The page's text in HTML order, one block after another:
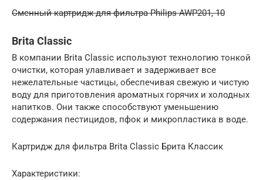
Сменный картридж для фильтра Philips AWP201, 10
Brita Classic
В компании Brita Classic используют технологию тонкой
очистки, которая улавливает и задерживает все
нежелательные частицы, обеспечивая свежую и чистую
воду для приготовления ароматных горячих и холодных
напитков. Они также способствуют уменьшению
содержания пестицидов, пфок и микропластика в воде.
Картридж для фильтра Brita Classic Брита Классик
Характеристики: